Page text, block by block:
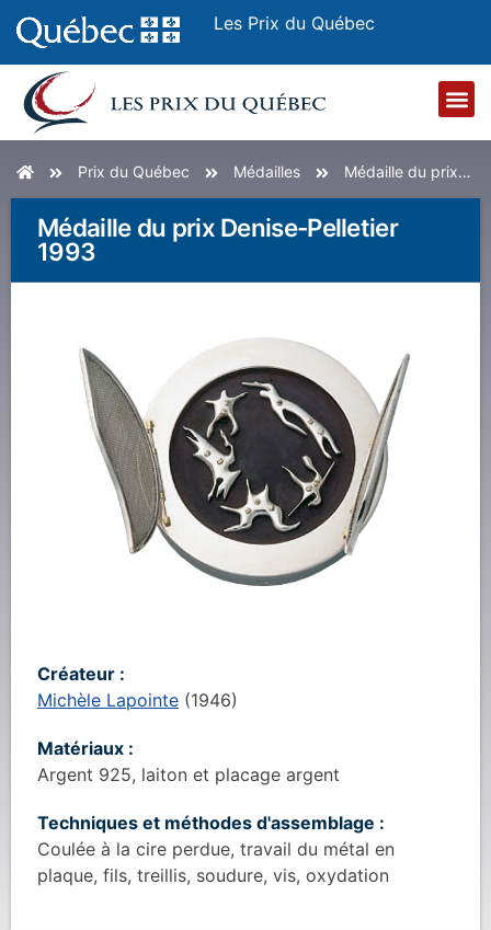
Les Prix du Québec
AccueilPrix du Québec Médailles Médaille du prix Denise-Pelletier 1993
Médaille du prix Denise-Pelletier
1993
Créateur :
Michèle Lapointe (1946)
Matériaux :
Argent 925, laiton et placage argent
Techniques et méthodes d'assemblage :
Coulée à la cire perdue, travail du métal en
plaque, fils, treillis, soudure, vis, oxydation